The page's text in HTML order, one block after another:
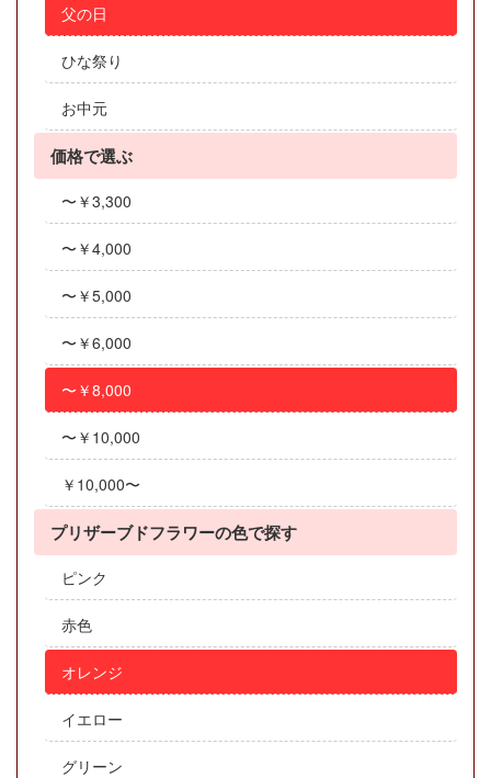
父の日
ひな祭り
お中元
価格で選ぶ
〜￥3,300
〜￥4,000
〜￥5,000
〜￥6,000
〜￥8,000
〜￥10,000
￥10,000〜
プリザーブドフラワーの色で探す
ピンク
赤色
オレンジ
イエロー
グリーン